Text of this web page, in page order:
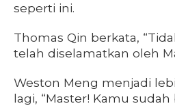
seperti ini.
Thomas Qin berkata,
telah diselamatkan oleh
Weston Meng menjadi
lagi, “Master! Kamu